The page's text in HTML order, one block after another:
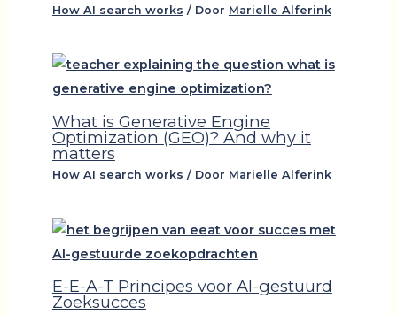
How AI search works / Door Marielle Alferink
What is Generative Engine
Optimization (GEO)? And why it
matters
How AI search works / Door Marielle Alferink
E-E-A-T Principes voor AI-gestuurd
Zoeksucces